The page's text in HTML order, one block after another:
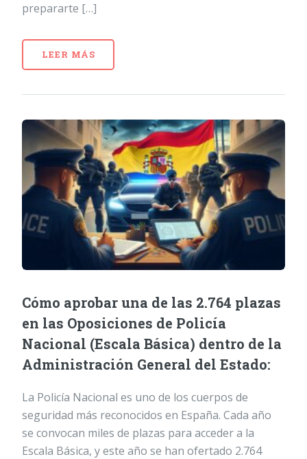
prepararte […]
LEER MÁS
Cómo aprobar una de las 2.764 plazas
en las Oposiciones de Policía
Nacional (Escala Básica) dentro de la
Administración General del Estado:
La Policía Nacional es uno de los cuerpos de
seguridad más reconocidos en España. Cada año
se convocan miles de plazas para acceder a la
Escala Básica, y este año se han ofertado 2.764